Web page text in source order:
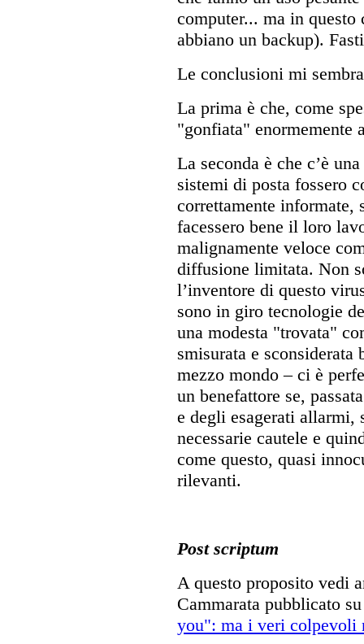
computer... ma in questo
abbiano un backup).
Le conclusioni mi
La prima è che, come
"gonfiata" enormemente
La seconda è che c’è
sistemi di posta fossero
correttamente
facessero bene il loro
malignamente veloce
diffusione limitata. Non
l’inventore di questo
sono in giro tecnologie
una modesta "trovata"
smisurata e
mezzo mondo – ci è
un benefattore se,
e degli esagerati allarmi,
necessarie cautele e
come questo, quasi
rilevanti.
Post scriptum
A questo proposito vedi
Cammarata pubblicato
you": ma i veri colpevoli